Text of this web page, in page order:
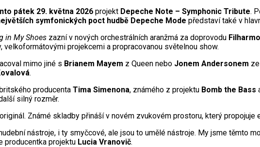
pátek 29. května 2026 projekt Depeche Note – Symphonic Tribute.
symfonických poct hudbě Depeche Mode představí také v
in My Shoes zazní v nových orchestrálních aranžmá za doprovodu
velkoformátovými projekcemi a propracovanou světelnou show.
mimo jiné s Brianem Mayem z Queen nebo Jonem Andersonem
.
producenta Tima Simenona, známého z projektu Bomb the Bass
silný rozměr.
Známé skladby přináší v novém zvukovém prostoru, který propojuje
nástroje, i ty smyčcové, ale jsou to umělé nástroje. My jsme těmto
producentka projektu Lucia Vranovič.